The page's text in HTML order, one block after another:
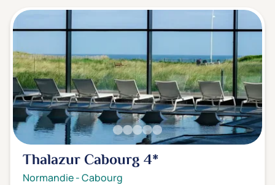
Thalazur Cabourg4*
Normandie-Cabourg